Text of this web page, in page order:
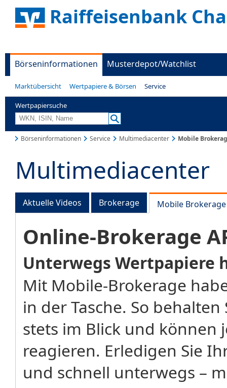
Raiffeisenbank
Börseninformationen Musterdepot/Watchlist
Marktübersicht Wertpapiere & Börsen Service
Wertpapiersuche
Börseninformationen Service Multimediacenter Mobile
Multimediacenter
Aktuelle Videos Brokerage Mobile Brokerage
Online-Brokerage
Unterwegs Wertpapiere
Mit Mobile-Brokerage
in der Tasche. So
stets im Blick und können
reagieren. Erledigen Sie
und schnell unterwegs –